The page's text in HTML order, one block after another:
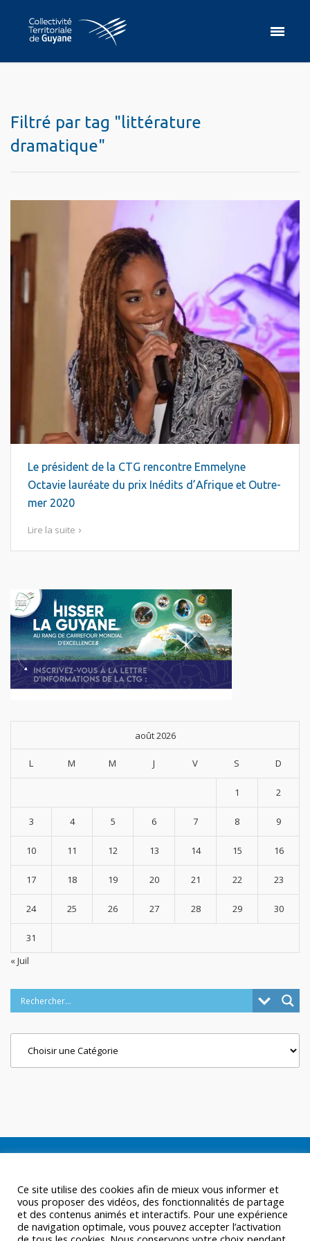
Filtré par tag "littérature
dramatique"
Le président de la CTG rencontre Emmelyne
Octavie lauréate du prix Inédits d’Afrique et Outre-
mer 2020
Lire la suite
août 2026
L M M J V S D
1 2
3 4 5 6 7 8 9
10 11 12 13 14 15 16
17 18 19 20 21 22 23
24 25 26 27 28 29 30
31
« Juil
Ce site utilise des cookies afin de mieux vous informer et
vous proposer des vidéos, des fonctionnalités de partage
et des contenus animés et interactifs. Pour une expérience
de navigation optimale, vous pouvez accepter l’activation